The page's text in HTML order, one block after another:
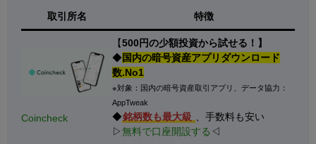
取引所名 特徴
Coincheck
【500円の少額投資から試せる！】
◆国内の暗号資産アプリダウンロード
数.No1
※対象：国内の暗号資産取引アプリ、データ協力：
AppTweak
◆銘柄数も最大級 、手数料も安い
▷無料で口座開設する ◁